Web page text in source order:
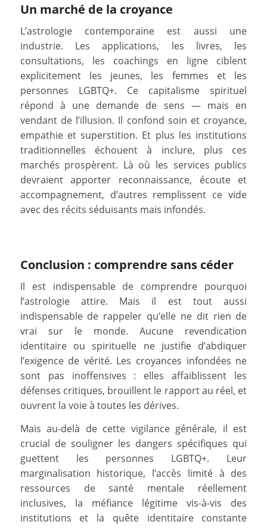
Un marché de la croyance
L’astrologie contemporaine est aussi une
industrie. Les applications, les livres, les
consultations, les coachings en ligne ciblent
explicitement les jeunes, les femmes et les
personnes LGBTQ+. Ce capitalisme spirituel
répond à une demande de sens — mais en
vendant de l’illusion. Il confond soin et croyance,
empathie et superstition. Et plus les institutions
traditionnelles échouent à inclure, plus ces
marchés prospèrent. Là où les services publics
devraient apporter reconnaissance, écoute et
accompagnement, d’autres remplissent ce vide
avec des récits séduisants mais infondés.
Conclusion : comprendre sans céder
Il est indispensable de comprendre pourquoi
l’astrologie attire. Mais il est tout aussi
indispensable de rappeler qu’elle ne dit rien de
vrai sur le monde. Aucune revendication
identitaire ou spirituelle ne justifie d’abdiquer
l’exigence de vérité. Les croyances infondées ne
sont pas inoffensives : elles affaiblissent les
défenses critiques, brouillent le rapport au réel, et
ouvrent la voie à toutes les dérives.
Mais au-delà de cette vigilance générale, il est
crucial de souligner les dangers spécifiques qui
guettent les personnes LGBTQ+. Leur
marginalisation historique, l’accès limité à des
ressources de santé mentale réellement
inclusives, la méfiance légitime vis-à-vis des
institutions et la quête identitaire constante